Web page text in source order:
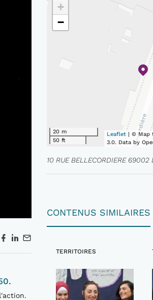
+
−
20 m
50 ft
Leaflet | © Map
3.0. Data by
10 RUE BELLECORDIERE 69002
CONTENUS SIMILAIRES
TERRITOIRES